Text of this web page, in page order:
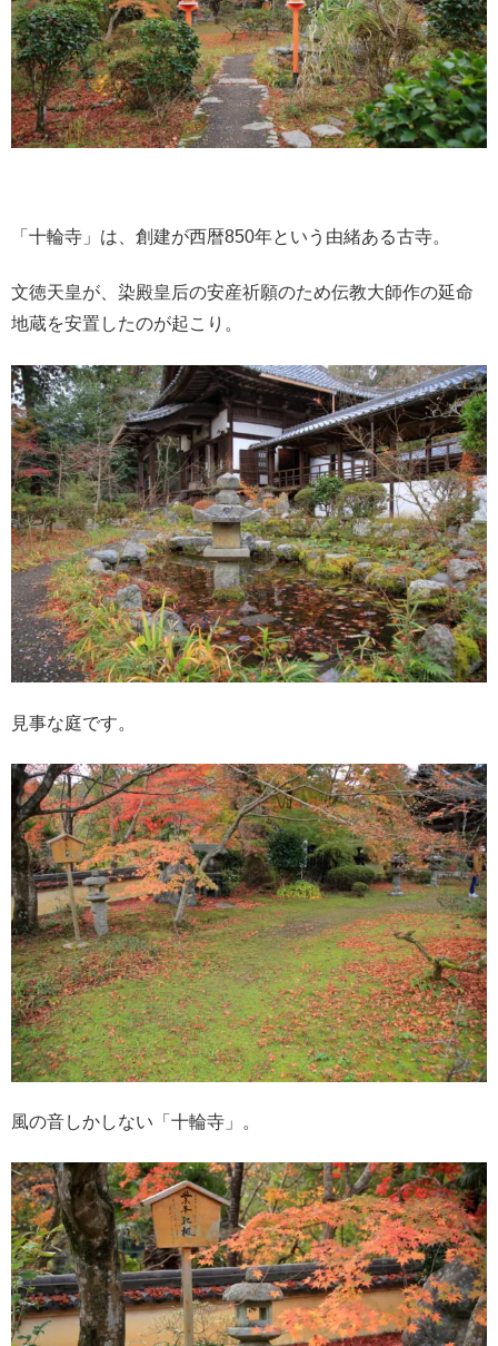
「十輪寺」は、創建が西暦850年という由緒ある古寺。
文徳天皇が、染殿皇后の安産祈願のため伝教大師作の延命
地蔵を安置したのが起こり。
見事な庭です。
風の音しかしない「十輪寺」。